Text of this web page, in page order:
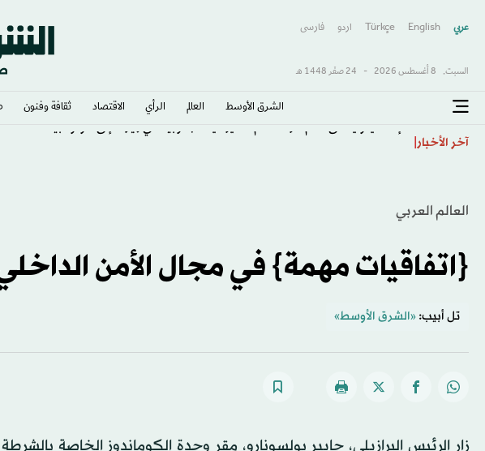
عربي English
Türkçe اردو فارسى
السبت, 8 أغسطس 2026 - 24 صفَر 1448 هـ
الشرق الأوسط​ العالم الرأي الاقتصاد ثقافة وفنون
آخر الأخبار
العالم العربي
{اتفاقيات مهمة} في مجال الأمن الداخلي
تل أبيب: «الشرق الأوسط»
زار الرئيس البرازيلي، جايير بولسونارو، مقر وحدة الكوماندوز الخاصة